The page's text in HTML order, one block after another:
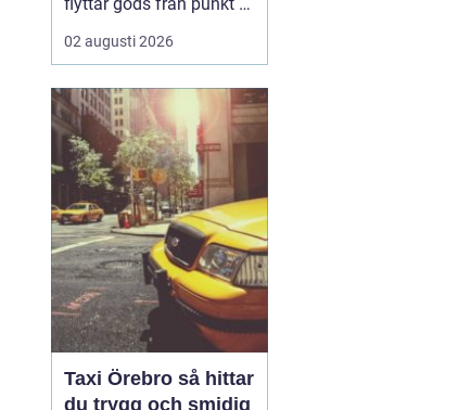
till punkt B. För många
företag är den en
verksamheten ett nav
som påverkar
kundnöjdhet, lönsamhet
och miljöpåverkan. ...
02 augusti 2026
Taxi Örebro så hittar
du trygg och smidig